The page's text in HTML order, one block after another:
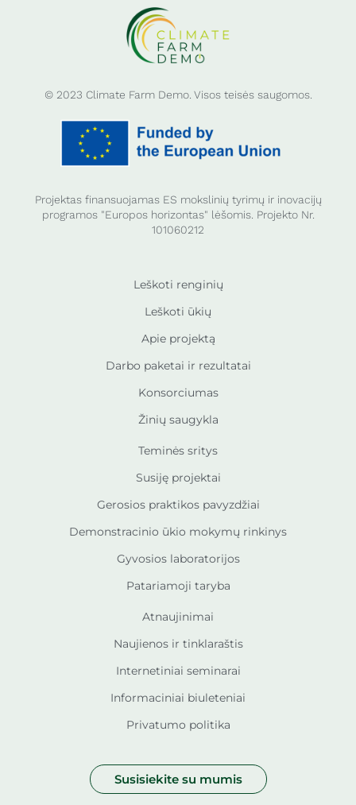
© 2023 Climate Farm Demo. Visos teisės saugomos.
Projektas finansuojamas ES mokslinių tyrimų ir inovacijų
programos "Europos horizontas" lėšomis. Projekto Nr.
101060212
Leškoti renginių
Leškoti ūkių
Apie projektą
Darbo paketai ir rezultatai
Konsorciumas
Žinių saugykla
Teminės sritys
Susiję projektai
Gerosios praktikos pavyzdžiai
Demonstracinio ūkio mokymų rinkinys
Gyvosios laboratorijos
Patariamoji taryba
Atnaujinimai
Naujienos ir tinklaraštis
Internetiniai seminarai
Informaciniai biuleteniai
Privatumo politika
Susisiekite su mumis